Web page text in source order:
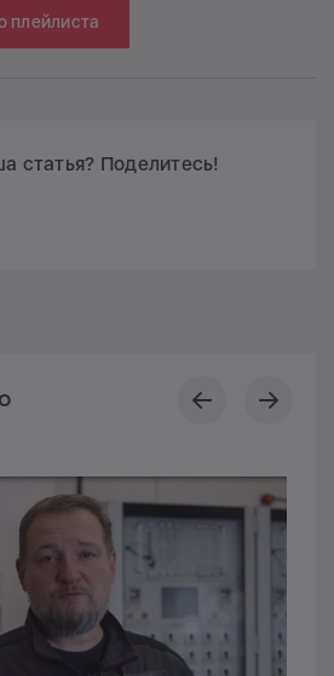
плейлиста
статья? Поделитесь!